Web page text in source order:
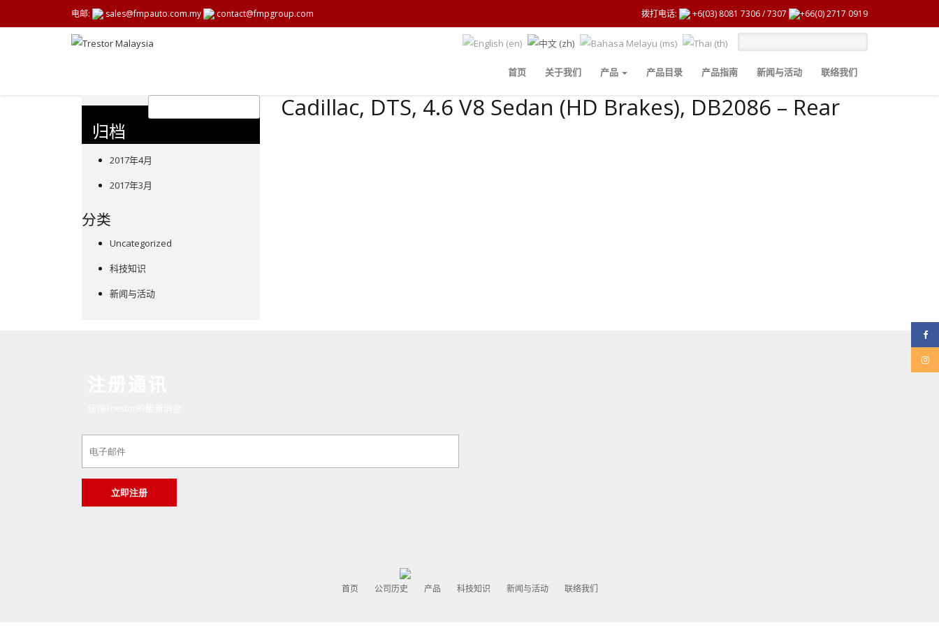
电邮: sales@fmpauto.com.my contact@fmpgroup.com 拨打电话: +6(03) 8081 7306/7307 +66(0) 2717 0919
首页 关于我们 产品 产品目录 产品指南 新闻与活动 联络我们
Cadillac, DTS, 4.6 V8 Sedan (HD Brakes), DB2086 – Rear
归档
2017年4月
2017年3月
分类
Uncategorized
科技知识
新闻与活动
首页 公司历史 产品 科技知识 新闻与活动 联络我们